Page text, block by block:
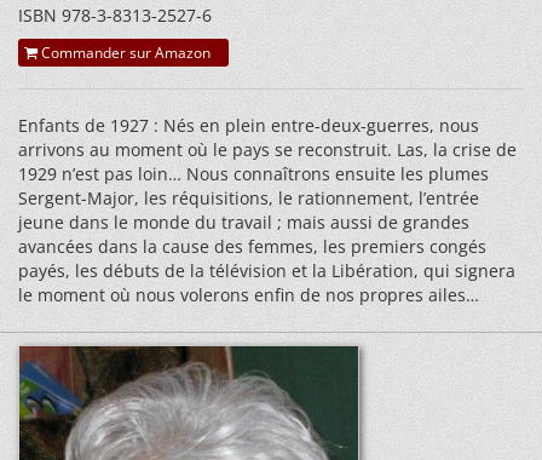
ISBN 978-3-8313-2527-6
Commander sur Amazon
Enfants de 1927 : Nés en plein entre-deux-guerres, nous
arrivons au moment où le pays se reconstruit. Las, la crise de
1929 n’est pas loin… Nous connaîtrons ensuite les plumes
Sergent-Major, les réquisitions, le rationnement, l’entrée
jeune dans le monde du travail ; mais aussi de grandes
avancées dans la cause des femmes, les premiers congés
payés, les débuts de la télévision et la Libération, qui signera
le moment où nous volerons enfin de nos propres ailes…